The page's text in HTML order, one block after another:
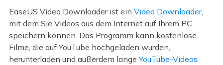
EaseUS Video Downloader ist ein Video Downloader,
mit dem Sie Videos aus dem Internet auf Ihrem PC
speichern können. Das Programm kann kostenlose
Filme, die auf YouTube hochgeladen wurden,
herunterladen und außerdem langeYouTube-Videos